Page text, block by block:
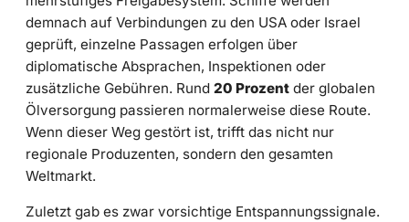
demnach auf Verbindungen zu den USA oder Israel
geprüft, einzelne Passagen erfolgen über
diplomatische Absprachen, Inspektionen oder
zusätzliche Gebühren. Rund 20 Prozent der globalen
Ölversorgung passieren normalerweise diese Route.
Wenn dieser Weg gestört ist, trifft das nicht nur
regionale Produzenten, sondern den gesamten
Weltmarkt.
Zuletzt gab es zwar vorsichtige Entspannungssignale.